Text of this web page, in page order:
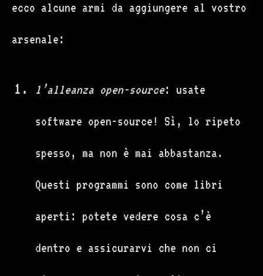
ecco alcune armi da aggiungere al vostro
arsenale:
l’alleanza open-source: usate
software open-source! Sì, lo ripeto
spesso, ma non è mai abbastanza.
Questi programmi sono come libri
aperti: potete vedere cosa c’è
dentro e assicurarvi che non ci